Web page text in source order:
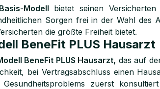
Basis-Modell bietet seinen
Sorgen frei in der Wahl des
die größte Freiheit bietet.
BeneFit PLUS Hausarzt
BeneFit PLUS Hausarzt, das auf
bei Vertragsabschluss einen
Gesundheitsproblems zuerst